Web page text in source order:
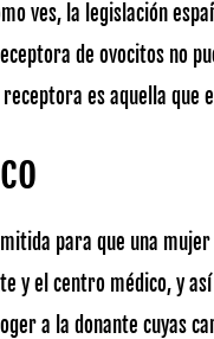
ves, la legislación
de ovocitos no
es aquella
para que una
el centro médico, y
a la donante cuyas